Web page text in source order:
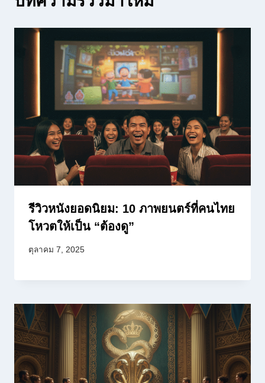
รีวิวหนังยอดนิยม: 10 ภาพยนตร์ที่คนไทย
โหวตให้เป็น “ต้องดู”
ตุลาคม 7, 2025